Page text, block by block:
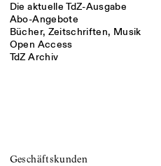
Die aktuelle TdZ-Ausgabe
Abo-Angebote
Bücher, Zeitschriften, Musik
Open Access
TdZ Archiv
Geschäftskunden